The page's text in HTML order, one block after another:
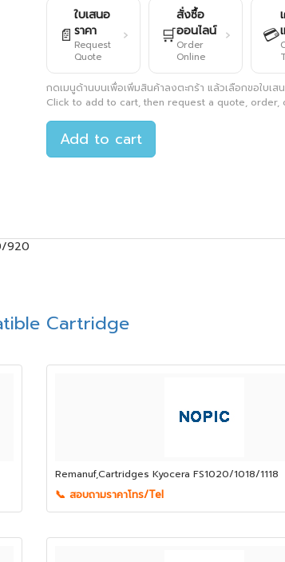
📄
ใบเสนอ
ราคา
Request
Quote
› 🛒
สั่งซื้อ
ออนไลน์
Order
Online
› 💳
กดเมนูด้านบนเพื่อเพิ่มสินค้าลงตะกร้า แล้วเลือกขอใบเ
Click to add to cart, then request a quote, order,
Add to cart
920
Cartridge
Remanuf,Cartridges Kyocera FS1020/1018/1118
📞 สอบถามราคาโทร/Tel